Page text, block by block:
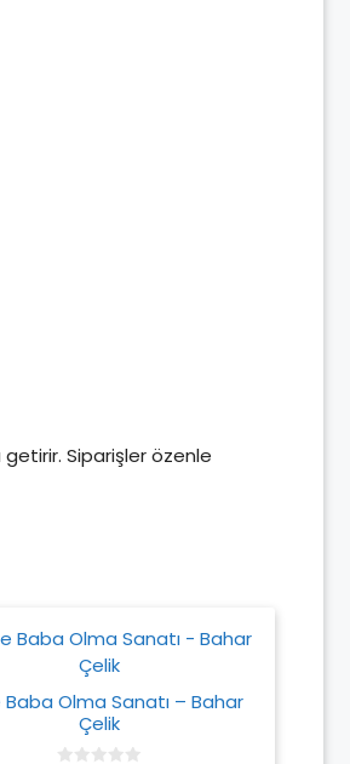
getirir. Siparişler özenle
Baba Olma Sanatı – Bahar
Çelik